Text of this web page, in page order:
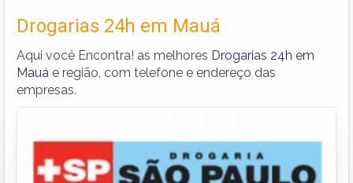
Drogarias 24h em Mauá
Aqui você Encontra! as melhores Drogarias 24h em
Mauá e região, com telefone e endereço das
empresas.